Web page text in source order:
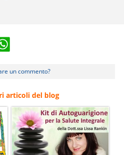
un commento?
articoli del blog